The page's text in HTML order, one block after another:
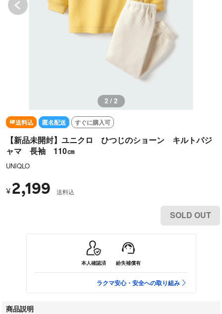
2 / 2
送料込 匿名配送 すぐに購入可
【新品未開封】ユニクロ ひつじのショーン キルトパジ
ャマ 長袖 110㎝
UNIQLO
¥ 2,199 送料込
SOLD OUT
本人確認済 紛失補償有
ラクマ安心・安全への取り組み
商品説明